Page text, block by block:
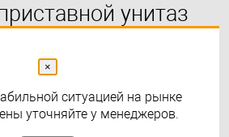
унитаз
×
ситуацией на рынке
уточняйте у менеджеров.